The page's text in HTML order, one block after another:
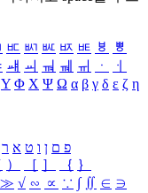
ㅳ ㅴ ㅵ ㅶ ㅷ ㅸ
ㅹ
ㆈ ㆉ ㆊ ㆋ ㆌ ㆍ
ㆎ
Υ Φ Χ Ψ Ω α β γ δ ε ζ η
פ ם ן ו ט א ר
） ［ ］ ｛ ｝
≫ √ ∽ ∝ ∵ ∫ ∬ ∈ ∋